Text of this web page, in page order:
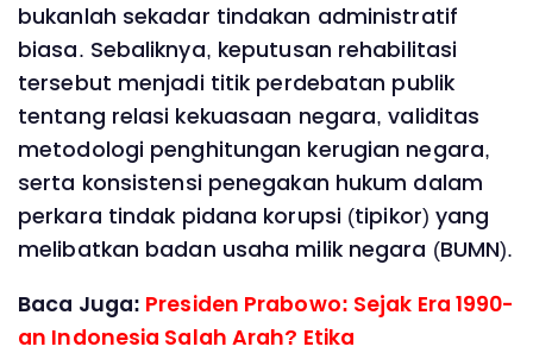
bukanlah sekadar tindakan administratif
biasa. Sebaliknya, keputusan rehabilitasi
tersebut menjadi titik perdebatan publik
tentang relasi kekuasaan negara, validitas
metodologi penghitungan kerugian negara,
serta konsistensi penegakan hukum dalam
perkara tindak pidana korupsi (tipikor) yang
melibatkan badan usaha milik negara (BUMN).
Baca Juga: Presiden Prabowo: Sejak Era 1990-
an Indonesia Salah Arah? Etika